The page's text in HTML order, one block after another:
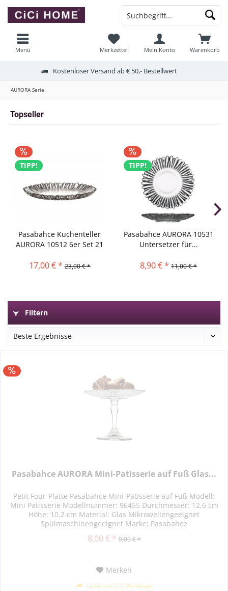
Kostenloser Versand ab € 50,- Bestellwert
Warenkorb
Merkzettel Mein Konto
Menü
AURORA Serie
Topseller
TIPP!
Pasabahce Kuchenteller
AURORA 10512 6er Set 21
17,00 € * 23,00 € *
TIPP!
Pasabahce AURORA 10531
Untersetzer für...
8,90 € * 11,00 € *
Filtern
Pasabahce AURORA Mini-Patisserie auf Fuß Glas...
Petit Four-Platte Pasabahce Mini-Patisserie auf Fuß Modell:
Mini Patisserie Modellnummer: 96455 Durchmesser: 12,6 cm
Höhe: 10,2 cm Material: Glas Mikrowellengeeignet
Spülmaschinengeeignet Marke: Pasabahce
8,00 € * 9,00 € *
Merken
Lieferzeit 2-5 Werktage